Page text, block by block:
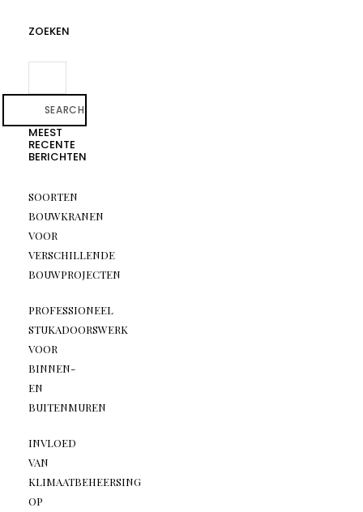
ZOEKEN
SEARCH
MEEST
RECENTE
BERICHTEN
SOORTEN
BOUWKRANEN
VOOR
VERSCHILLENDE
BOUWPROJECTEN
PROFESSIONEEL
STUKADOORSWERK
VOOR
BINNEN-
EN
BUITENMUREN
INVLOED
VAN
KLIMAATBEHEERSING
OP